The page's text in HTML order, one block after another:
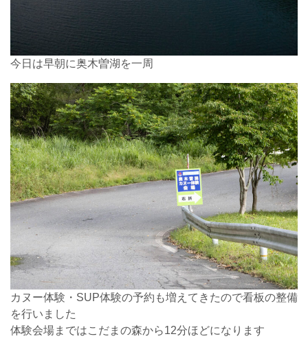
今日は早朝に奥木曽湖を一周
カヌー体験・SUP体験の予約も増えてきたので看板の整備
を行いました
体験会場まではこだまの森から12分ほどになります